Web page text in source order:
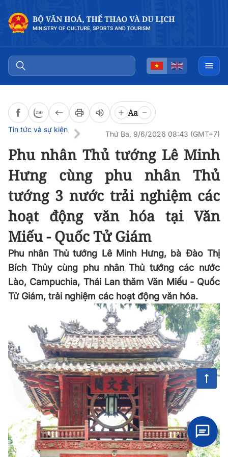
Aa
Tin tức và sự kiện
Thứ Ba, 9/6/2026 08:43 (GMT+7)
Phu nhân Thủ tướng Lê Minh
Hưng cùng phu nhân Thủ
tướng 3 nước trải nghiệm các
hoạt động văn hóa tại Văn
Miếu - Quốc Tử Giám
Phu nhân Thủ tướng Lê Minh Hưng, bà Đào Thị
Bích Thủy cùng phu nhân Thủ tướng các nước
Lào, Campuchia, Thái Lan thăm Văn Miếu - Quốc
Tử Giám, trải nghiệm các hoạt động văn hóa.
Đọc bài